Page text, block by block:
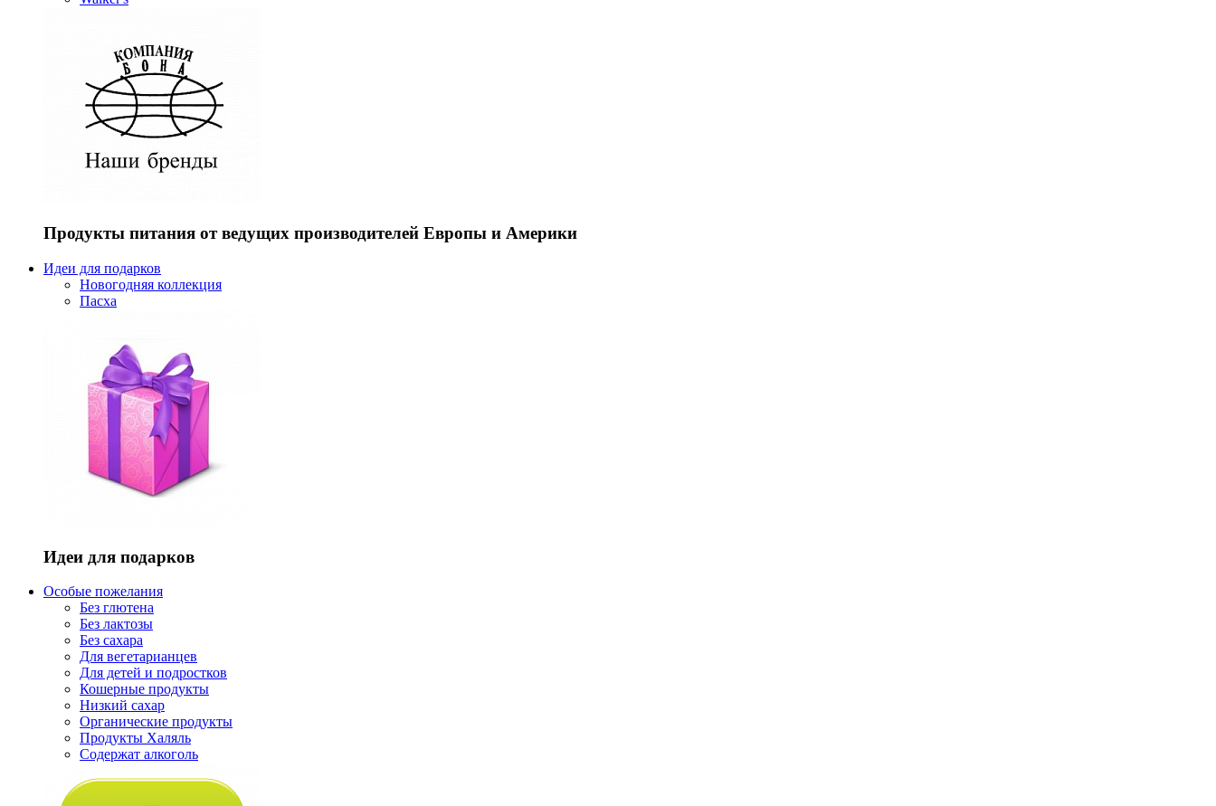
Продукты питания от ведущих производителей Европы и Америки
Идеи для подарков
Новогодняя коллекция
Пасха
Идеи для подарков
Особые пожелания
Без глютена
Без лактозы
Без сахара
Для вегетарианцев
Для детей и подростков
Кошерные продукты
Низкий сахар
Органические продукты
Продукты Халяль
Содержат алкоголь